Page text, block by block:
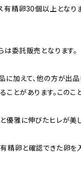
有精卵30個以上となりま
は委託販売となります。
に加えて、他の方が出
ことがあります。このこ
優雅に伸びたヒレが美し
精卵と確認できた卵を